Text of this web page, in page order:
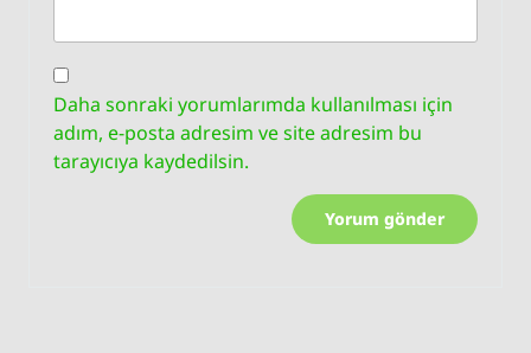
Daha sonraki yorumlarımda kullanılması için
adım, e-posta adresim ve site adresim bu
tarayıcıya kaydedilsin.